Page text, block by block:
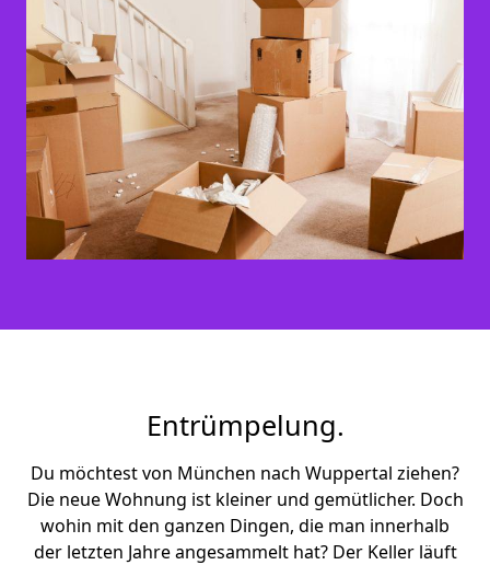
Entrümpelung.
Du möchtest von München nach Wuppertal ziehen?
Die neue Wohnung ist kleiner und gemütlicher. Doch
wohin mit den ganzen Dingen, die man innerhalb
der letzten Jahre angesammelt hat? Der Keller läuft